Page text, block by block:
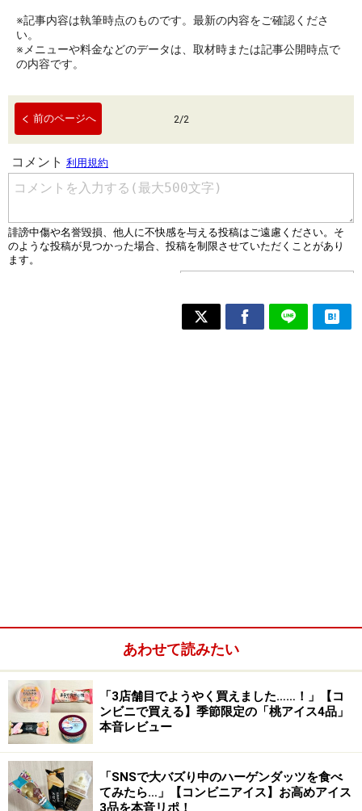
※記事内容は執筆時点のものです。最新の内容をご確認くださ
い。
※メニューや料金などのデータは、取材時または記事公開時点で
の内容です。
前のページへ 2/2
あわせて読みたい
「3店舗目でようやく買えました……！」【コ
ンビニで買える】季節限定の「桃アイス4品」
本音レビュー
「SNSで大バズり中のハーゲンダッツを食べ
てみたら…」【コンビニアイス】お高めアイス